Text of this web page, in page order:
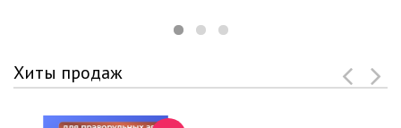
Хиты продаж